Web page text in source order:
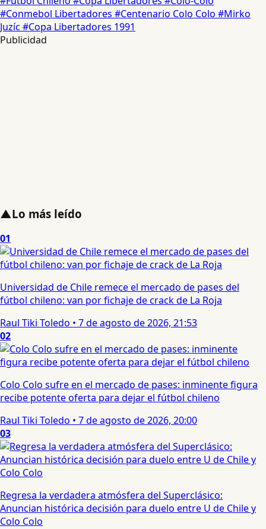
#Conmebol Libertadores #Centenario Colo Colo #Mirko
Juzíc #Copa Libertadores 1991
Publicidad
▲Lo más leído
01
Universidad de Chile remece el mercado de pases del
fútbol chileno: van por fichaje de crack de La Roja
Raul Tiki Toledo • 7 de agosto de 2026, 21:53
02
Colo Colo sufre en el mercado de pases: inminente figura
recibe potente oferta para dejar el fútbol chileno
Raul Tiki Toledo • 7 de agosto de 2026, 20:00
03
Regresa la verdadera atmósfera del Superclásico:
Anuncian histórica decisión para duelo entre U de Chile y
Colo Colo